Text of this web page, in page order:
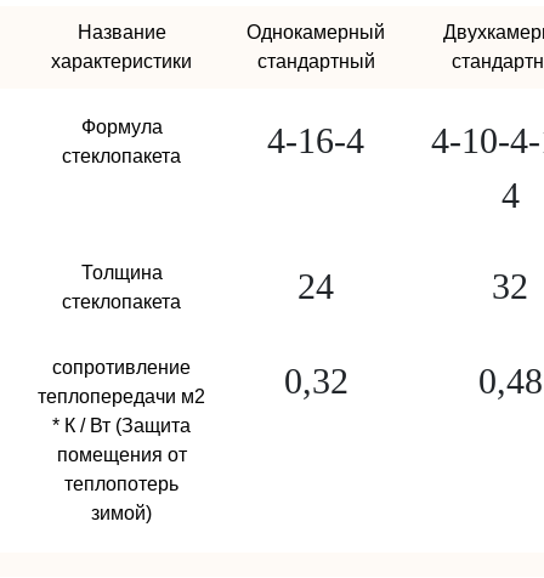
Название
характеристики
Однокамерный
стандартный
Формула
стеклопакета
4-16-4
4-10-
4
Толщина
стеклопакета
24 32
сопротивление
теплопередачи м2
* К / Вт (Защита
помещения от
теплопотерь
зимой)
0,32 0,48